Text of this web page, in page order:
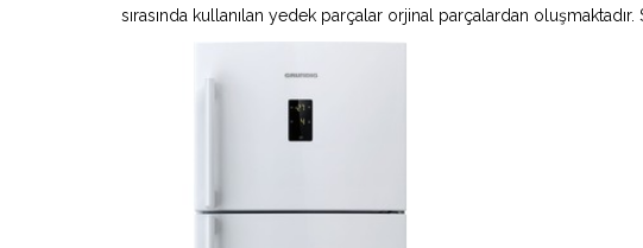
sırasında kullanılan yedek parçalar orjinal parçalardan